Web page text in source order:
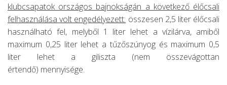
klubcsapatok országos bajnokságán a következő élőcsali
felhasználása volt engedélyezett: összesen 2,5 liter élőcsali
használható fel, melyből 1 liter lehet a vízilárva, amiből
maximum 0,25 liter lehet a tűzőszúnyog és maximum 0,5
liter lehet a giliszta (nem összevágottan
értendő) mennyisége.